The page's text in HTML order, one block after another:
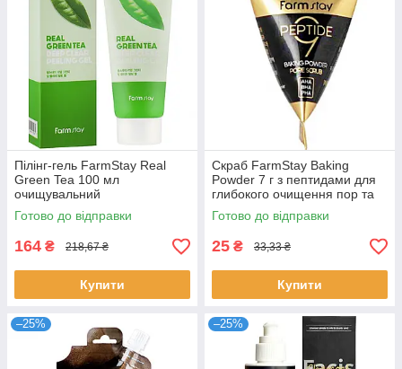
Пілінг-гель FarmStay Real
Green Tea 100 мл
очищувальний
відлущувальний для
проблемної шкіри Фармстей
Готово до відправки
164 ₴ 218,67 ₴
Купити
Скраб FarmStay Baking
Powder 7 г з пептидами для
глибокого очищення пор та
пружності шкіри Фармстей
Готово до відправки
25 ₴ 33,33 ₴
Купити
–25% –25%